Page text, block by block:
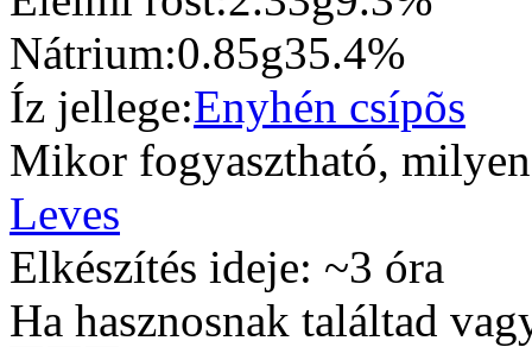
Nátrium:0.85g35.4%
Íz jellege:Enyhén csípõs
Mikor fogyasztható,
Leves
Elkészítés ideje: ~3 óra
Ha hasznosnak találtad